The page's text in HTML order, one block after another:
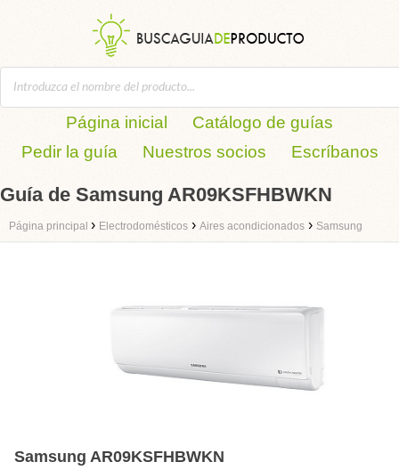
Página inicial
Catálogo de guías
Pedir la guía
Nuestros socios Escríbanos
Guía de Samsung AR09KSFHBWKN
Página principal › Electrodomésticos › Aires acondicionados › Samsung
Samsung AR09KSFHBWKN